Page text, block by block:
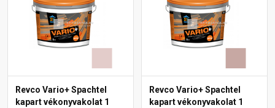
Revco Vario+ Spachtel
kapart vékonyvakolat 1
Revco Vario+ Spachtel
kapart vékonyvakolat 1